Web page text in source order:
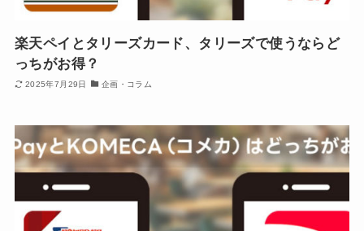
楽天ペイとタリーズカード、タリーズで使うならど
っちがお得？
2025年7月29日 企画・コラム